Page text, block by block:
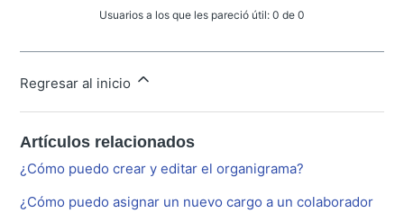
Usuarios a los que les pareció útil: 0 de 0
Regresar al inicio
Artículos relacionados
¿Cómo puedo crear y editar el organigrama?
¿Cómo puedo asignar un nuevo cargo a un colaborador